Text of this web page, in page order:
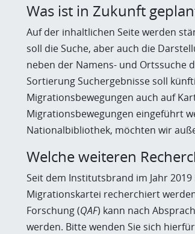
Was ist in Zukunft
Auf der inhaltlichen Seite werden
soll die Suche, aber auch die
neben der Namens- und Ortssuche
Sortierung Suchergebnisse soll
Migrationsbewegungen auch auf
Migrationsbewegungen eingeführt
Nationalbibliothek, möchten wir
Welche weiteren
Seit dem Institutsbrand im Jahr
Migrationskartei recherchiert
Forschung (QAF) kann nach
werden. Bitte wenden Sie sich